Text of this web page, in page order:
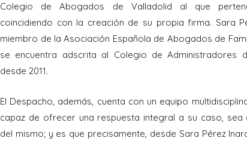
Colegio de Abogados de Valladolid al que
coincidiendo con la creación de su propia firma. Sara
miembro de la Asociación Española de Abogados de
se encuentra adscrita al Colegio de Administradores
desde 2011.
El Despacho, además, cuenta con un equipo
capaz de ofrecer una respuesta integral a su caso, sea
del mismo; y es que precisamente, desde Sara Pérez